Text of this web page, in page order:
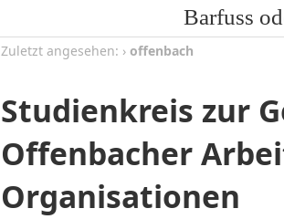
Barfuss
Zuletzt angesehen: › offenbach
Studienkreis zur
Offenbacher
Organisationen